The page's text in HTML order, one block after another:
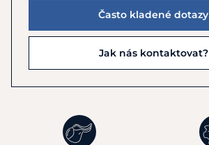
Často kladené dotazy
Jak nás kontaktovat?